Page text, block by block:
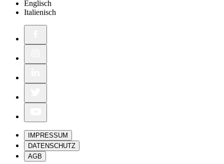
Englisch
Italienisch
IMPRESSUM
DATENSCHUTZ
AGB